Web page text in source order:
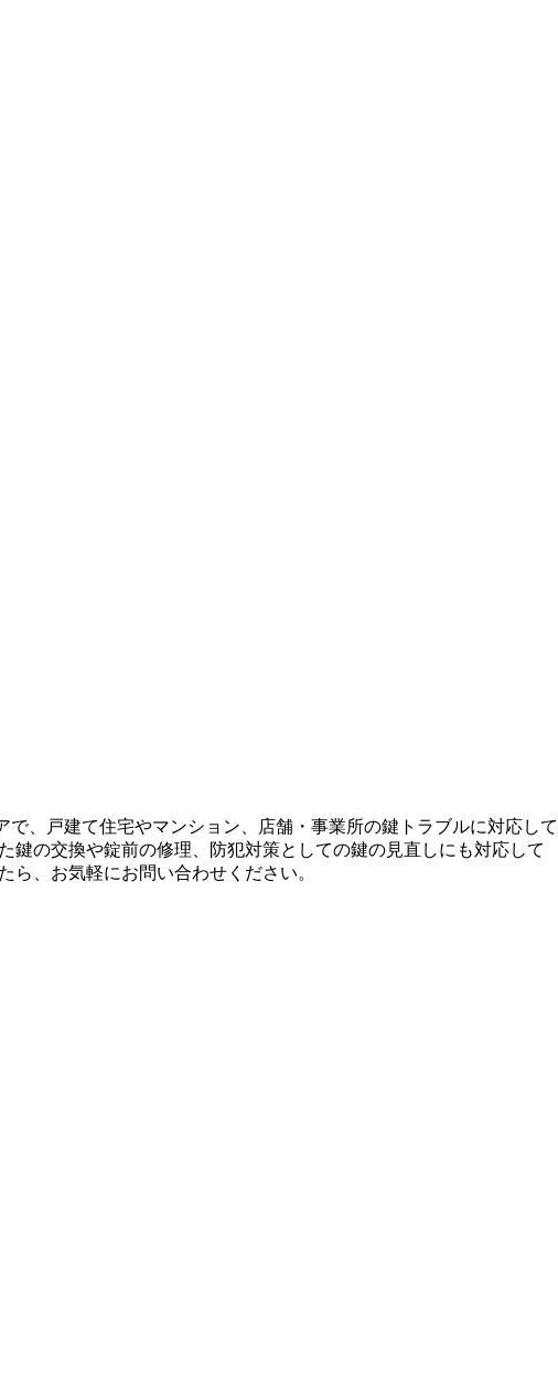
、戸建て住宅やマンション、店舗・事業所の鍵トラブルに対応して
の交換や錠前の修理、防犯対策としての鍵の見直しにも対応して
、お気軽にお問い合わせください。